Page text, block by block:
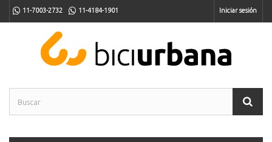
11-7003-2732 11-4184-1901 Iniciar sesión